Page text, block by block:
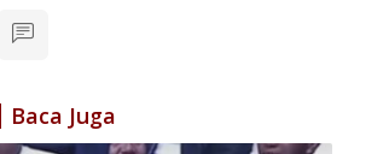
Baca Juga